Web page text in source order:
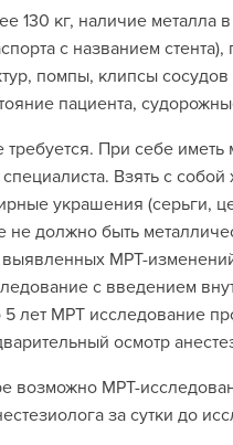
130 кг, наличие металла
с названием
помпы, клипсы
пациента,
требуется. При себе
Взять с
украшения (серьги,
не должно быть
МРТ-
с введением
лет МРТ исследование
осмотр
возможно МРТ-
за сутки до